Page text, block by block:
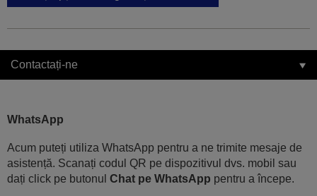
Contactați-ne
WhatsApp
Acum puteți utiliza WhatsApp pentru a ne trimite mesaje de
asistență. Scanați codul QR pe dispozitivul dvs. mobil sau
dați click pe butonul Chat pe WhatsApp pentru a începe.